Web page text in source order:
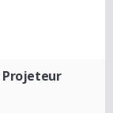
Projeteur